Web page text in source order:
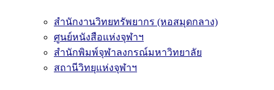
สำนักงานวิทยทรัพยากร (หอสมุดกลาง)
ศูนย์หนังสือแห่งจุฬาฯ
สำนักพิมพ์จุฬาลงกรณ์มหาวิทยาลัย
สถานีวิทยุแห่งจุฬาฯ